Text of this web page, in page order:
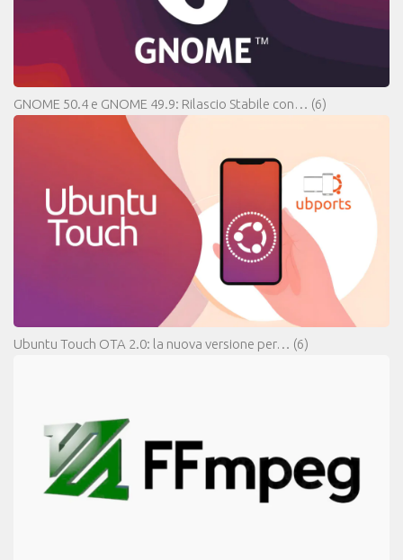
GNOME 50.4 e GNOME 49.9: Rilascio Stabile con… (6)
Ubuntu Touch OTA 2.0: la nuova versione per… (6)